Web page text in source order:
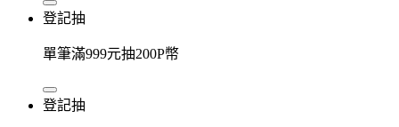
登記抽
單筆滿999元抽200P幣
登記抽